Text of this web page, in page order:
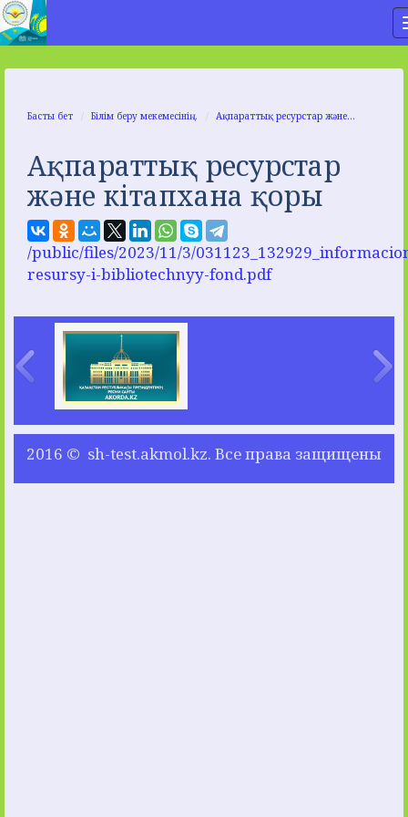
Басты бет Білім беру мекемесінің... Ақпараттық ресурстар және...
Ақпараттық ресурстар
және кітапхана қоры
/public/files/2023/11/3/
resursy-i-bibliotechnyy-fond.pdf
2016 © sh-test.akmol.kz. Все права защищены